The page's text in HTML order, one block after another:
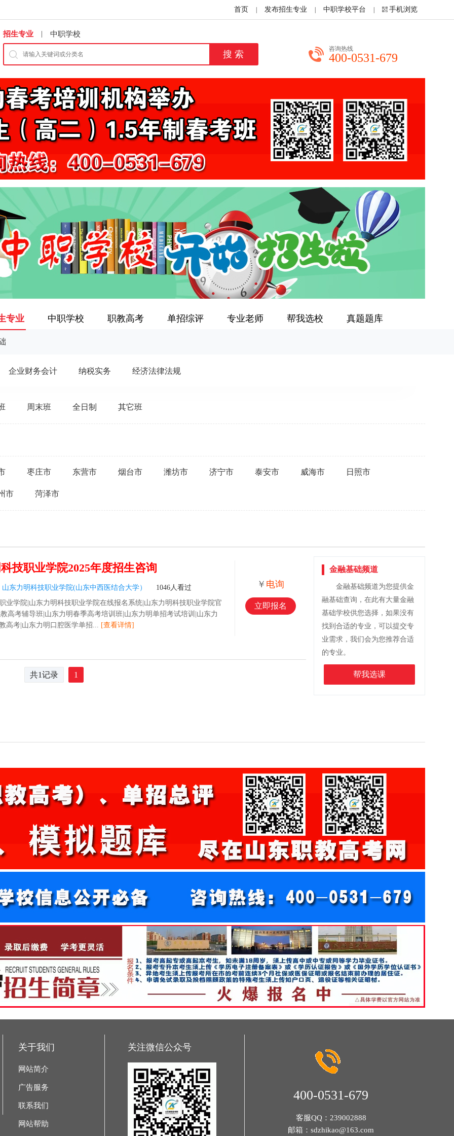
首页 发布招生专业 中职学校平台 手机浏览
招生专业 | 中职学校
咨询热线
400-0531-679
专业 中职学校 职教高考 单招综评 专业老师 帮我选校 真题题库
企业财务会计 纳税实务 经济法律法规
周末班 全日制 其它班
枣庄市 东营市 烟台市 潍坊市 济宁市 泰安市 威海市 日照市
市 菏泽市
技职业学院2025年度招生咨询
山东力明科技职业学院(山东中西医结合大学）
1046人看过
业学院|山东力明科技职业学院在线报名系统|山东力明科技职业学院官
高考辅导班|山东力明春季高考培训班|山东力明单招考试培训|山东力
高考|山东力明口腔医学单招... [查看详情]
￥ 电询
立即报名
共1记录 1
金融基础频道
金融基础频道为您提供金
融基础查询，在此有大量金融
基础学校供您选择，如果没有
找到合适的专业，可以提交专
业需求，我们会为您推荐合适
的专业。
帮我选课
关于我们
网站简介
广告服务
联系我们
网站帮助
关注微信公众号
400-0531-679
客服QQ： 239002888
邮箱： sdzhikao@163.com